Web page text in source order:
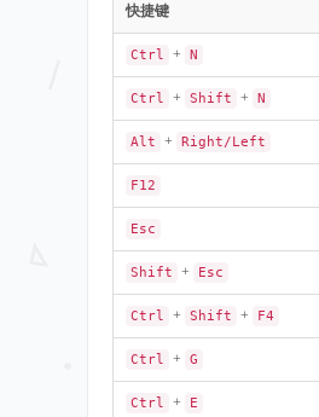
快捷键
Ctrl + N
Ctrl + Shift + N
Alt + Right/Left
F12
Esc
Shift + Esc
Ctrl + Shift + F4
Ctrl + G
Ctrl + E